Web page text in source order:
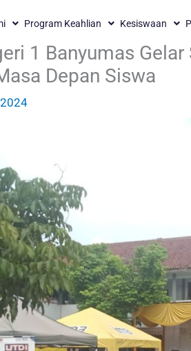
Program Keahlian Kesiswaan
1 Banyumas
Depan Siswa